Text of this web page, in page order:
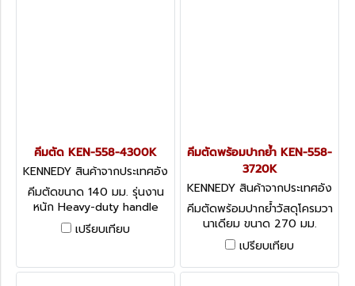
คีมตัด KEN-558-4300K
KENNEDY สินค้าจากประเทศอัง
กฤษ KEN-558-4300K
คีมตัดขนาด 140 มม. รุ่นงาน
หนัก Heavy-duty handle
with slip guard. Double
polished head and joint.
edges.
เปรียบเทียบ
คีมตัดพร้อมปากย้ำ KEN-558-
3720K
KENNEDY สินค้าจากประเทศอัง
กฤษ-1
คีมตัดพร้อมปากย้ำวัสดุโครมวา
นาเดียม ขนาด 270 มม.
Kennedy Fencing Tool
เปรียบเทียบ